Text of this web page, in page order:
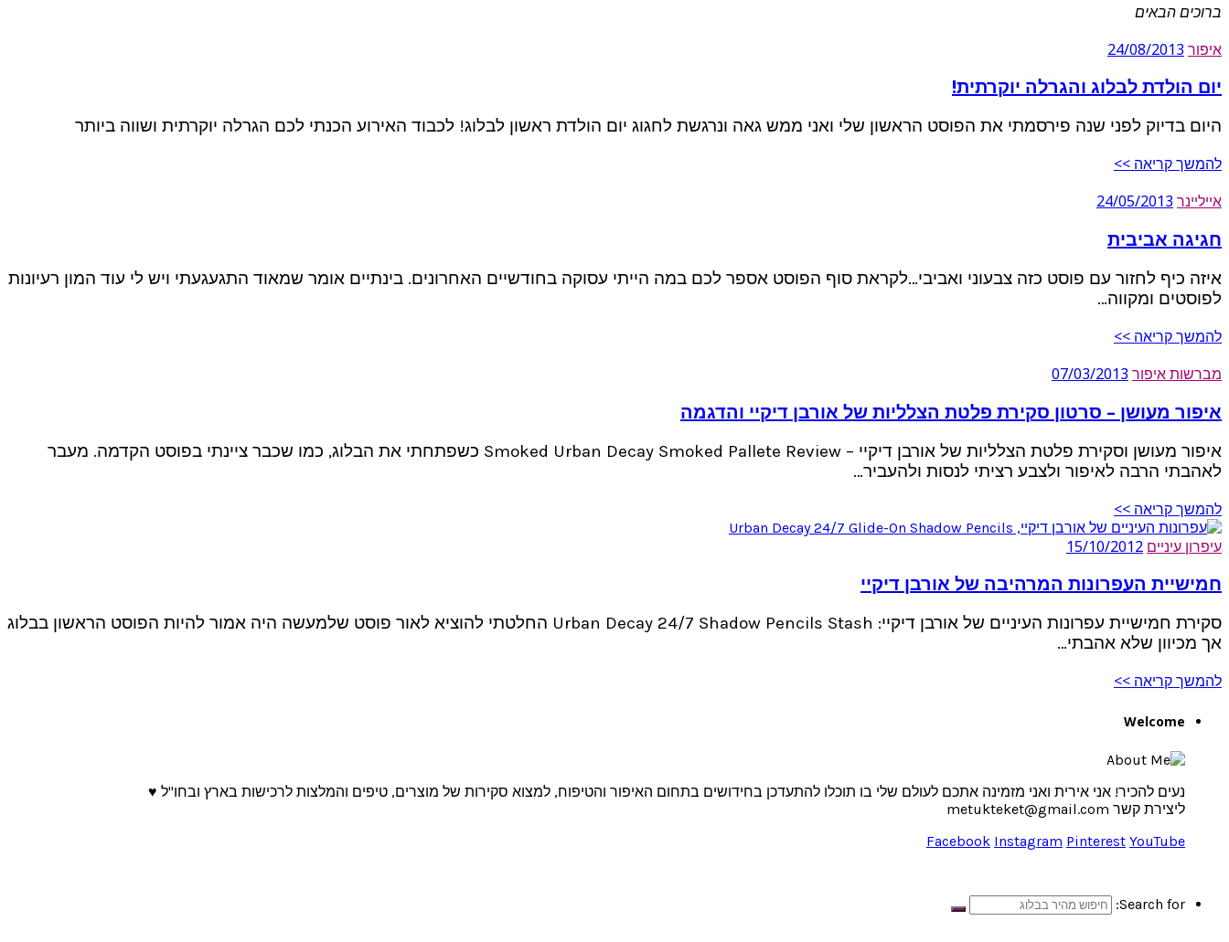
ברוכים הבאים
איפור24/08/2013
יום הולדת לבלוג והגרלה יוקרתית!
היום בדיוק לפני שנה פירסמתי את הפוסט הראשון שלי ואני ממש גאה ונרגשת לחגוג יום הולדת ראשון לבלוג! לכבוד האירוע הכנתי לכם הגרלה יוקרתית ושווה ביותר
להמשך קריאה >>
אייליינר24/05/2013
חגיגה אביבית
איזה כיף לחזור עם פוסט כזה צבעוני ואביבי…לקראת סוף הפוסט אספר לכם במה הייתי עסוקה בחודשיים האחרונים. בינתיים אומר שמאוד התגעגעתי ויש לי עוד המון רעיונות
לפוסטים ומקווה…
להמשך קריאה >>
מברשות איפור07/03/2013
איפור מעושן – סרטון סקירת פלטת הצלליות של אורבן דיקיי והדגמה
איפור מעושן וסקירת פלטת הצלליות של אורבן דיקיי – Smoked Urban Decay Smoked Pallete Review כשפתחתי את הבלוג, כמו שכבר ציינתי בפוסט הקדמה. מעבר
לאהבתי הרבה לאיפור ולצבע רציתי לנסות ולהעביר…
להמשך קריאה >>
עיפרון עיניים 15/10/2012
חמישיית העפרונות המרהיבה של אורבן דיקיי
סקירת חמישיית עפרונות העיניים של אורבן דיקיי: Urban Decay 24/7 Shadow Pencils Stash החלטתי להוציא לאור פוסט שלמעשה היה אמור להיות הפוסט הראשון בבלוג
אך מכיוון שלא אהבתי…
להמשך קריאה >>
Welcome
נעים להכיר! אני אירית ואני מזמינה אתכם לעולם שלי בו תוכלו להתעדכן בחידושים בתחום האיפור והטיפוח, למצוא סקירות של מוצרים, טיפים והמלצות לרכישות בארץ ובחו"ל ♥
ליצירת קשר metukteket@gmail.com
Facebook Instagram Pinterest YouTube
Search for: